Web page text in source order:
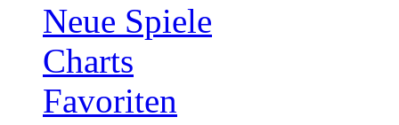
Neue Spiele
Charts
Favoriten